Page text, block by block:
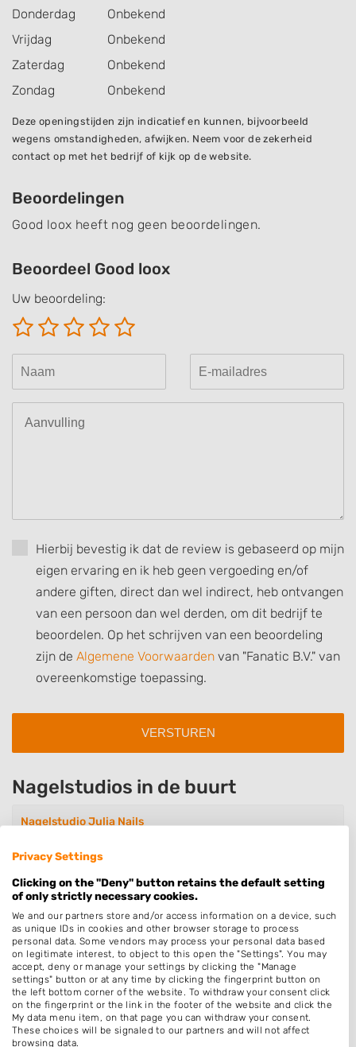
Donderdag
Onbekend
Vrijdag
Onbekend
Zaterdag
Onbekend
Zondag
Onbekend
Deze openingstijden zijn indicatief en kunnen, bijvoorbeeld
wegens omstandigheden, afwijken. Neem voor de zekerheid
contact op met het bedrijf of kijk op de website.
Beoordelingen
Good loox heeft nog geen beoordelingen.
Beoordeel Good loox
Uw beoordeling:
Hierbij bevestig ik dat de review is gebaseerd op mijn
eigen ervaring en ik heb geen vergoeding en/of
andere giften, direct dan wel indirect, heb ontvangen
van een persoon dan wel derden, om dit bedrijf te
beoordelen. Op het schrijven van een beoordeling
zijn de Algemene Voorwaarden van "Fanatic B.V." van
overeenkomstige toepassing.
Nagelstudios in de buurt
Nagelstudio Julia Nails
2801GM Gouda
Nagelsalon Anouk
Slapperdel 7
2801EL Gouda
Op 0,19 km afstand
Amber Nails
Privacy Settings
Clicking on the "Deny" button retains the default setting
of only strictly necessary cookies.
We and our partners store and/or access information on a device, such
as unique IDs in cookies and other browser storage to process
personal data. Some vendors may process your personal data based
on legitimate interest, to object to this open the "Settings". You may
accept, deny or manage your settings by clicking the "Manage
settings" button or at any time by clicking the fingerprint button on
the left bottom corner of the website. To withdraw your consent click
on the fingerprint or the link in the footer of the website and click the
My data menu item, on that page you can withdraw your consent.
These choices will be signaled to our partners and will not affect
browsing data.